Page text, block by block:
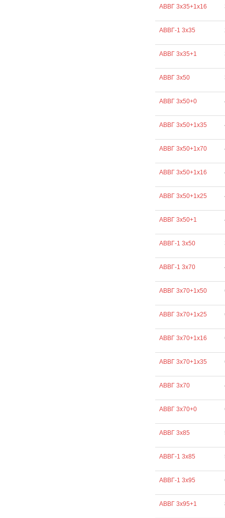
АВВГ 3х35+1х16
АВВГ-1 3х35
АВВГ 3х35+1
АВВГ 3х50
АВВГ 3х50+0
АВВГ 3х50+1х35
АВВГ 3х50+1х70
АВВГ 3х50+1х16
АВВГ 3х50+1х25
АВВГ 3х50+1
АВВГ-1 3х50
АВВГ-1 3х70
АВВГ 3х70+1х50
АВВГ 3х70+1х25
АВВГ 3х70+1х16
АВВГ 3х70+1х35
АВВГ 3х70
АВВГ 3х70+0
АВВГ 3х85
АВВГ-1 3х85
АВВГ-1 3х95
АВВГ 3х95+1